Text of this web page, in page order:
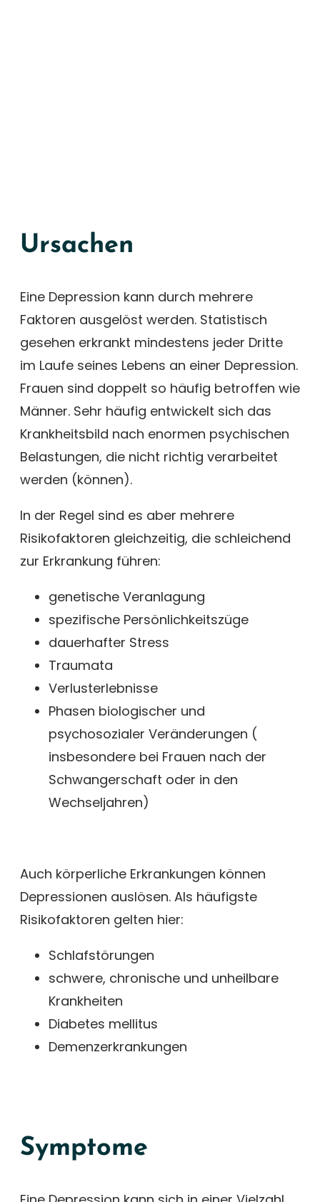
Ursachen
Eine Depression kann durch mehrere
Faktoren ausgelöst werden. Statistisch
gesehen erkrankt mindestens jeder Dritte
im Laufe seines Lebens an einer Depression.
Frauen sind doppelt so häufig betroffen wie
Männer. Sehr häufig entwickelt sich das
Krankheitsbild nach enormen psychischen
Belastungen, die nicht richtig verarbeitet
werden (können).
In der Regel sind es aber mehrere
Risikofaktoren gleichzeitig, die schleichend
zur Erkrankung führen:
genetische Veranlagung
spezifische Persönlichkeitszüge
dauerhafter Stress
Traumata
Verlusterlebnisse
Phasen biologischer und
psychosozialer Veränderungen (
insbesondere bei Frauen nach der
Schwangerschaft oder in den
Wechseljahren)
Auch körperliche Erkrankungen können
Depressionen auslösen. Als häufigste
Risikofaktoren gelten hier:
Schlafstörungen
schwere, chronische und unheilbare
Krankheiten
Diabetes mellitus
Demenzerkrankungen
Symptome